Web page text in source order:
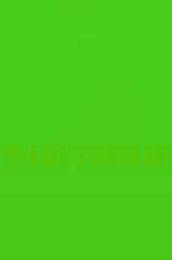
THAI TISSUE